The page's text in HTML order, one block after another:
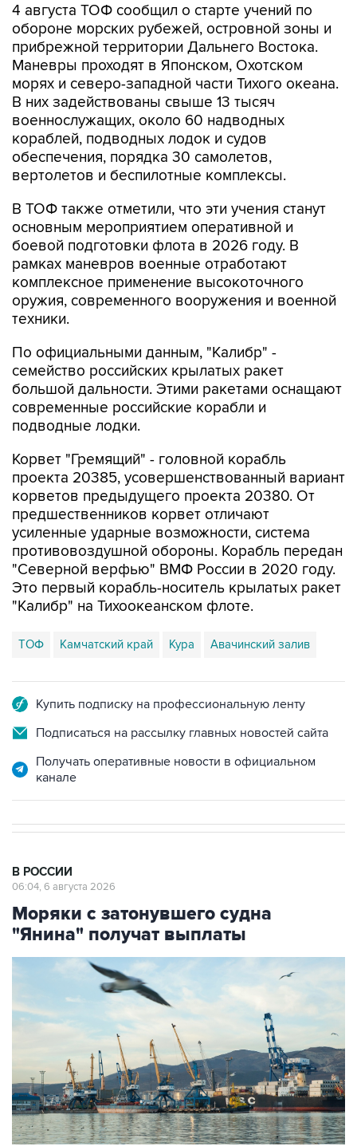
4 августа ТОФ сообщил о старте учений по
обороне морских рубежей, островной зоны и
прибрежной территории Дальнего Востока.
Маневры проходят в Японском, Охотском
морях и северо-западной части Тихого океана.
В них задействованы свыше 13 тысяч
военнослужащих, около 60 надводных
кораблей, подводных лодок и судов
обеспечения, порядка 30 самолетов,
вертолетов и беспилотные комплексы.
В ТОФ также отметили, что эти учения станут
основным мероприятием оперативной и
боевой подготовки флота в 2026 году. В
рамках маневров военные отработают
комплексное применение высокоточного
оружия, современного вооружения и военной
техники.
По официальными данным, "Калибр" -
семейство российских крылатых ракет
большой дальности. Этими ракетами оснащают
современные российские корабли и
подводные лодки.
Корвет "Гремящий" - головной корабль
проекта 20385, усовершенствованный вариант
корветов предыдущего проекта 20380. От
предшественников корвет отличают
усиленные ударные возможности, система
противовоздушной обороны. Корабль передан
"Северной верфью" ВМФ России в 2020 году.
Это первый корабль-носитель крылатых ракет
"Калибр" на Тихоокеанском флоте.
ТОФ Камчатский край Кура Авачинский залив
Купить подписку на профессиональную ленту
Подписаться на рассылку главных новостей сайта
Получать оперативные новости в официальном
канале
В РОССИИ
06:04, 6 августа 2026
Моряки с затонувшего судна
"Янина" получат выплаты